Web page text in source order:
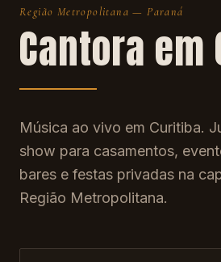
Região Metropolitana —Paraná
Cantora em
Música ao vivo em Curitiba.
show para casamentos,
bares e festas privadas na
Região Metropolitana.